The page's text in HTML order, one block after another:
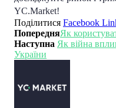
YC.Market!
Поділитися Facebook
ПопередняЯк
Наступна Як війна
України